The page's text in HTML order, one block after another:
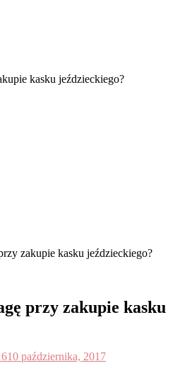
kasku jeździeckiego?
zakupie kasku jeździeckiego?
przy zakupie kasku
10 października, 2017